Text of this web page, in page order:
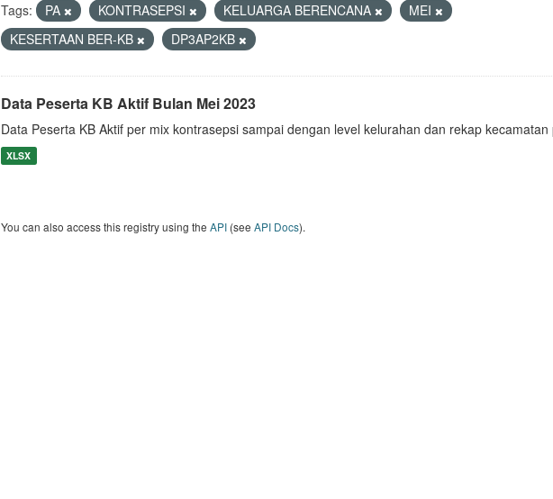
Tags: PA KONTRASEPSI KELUARGA BERENCANA
MEI
KESERTAAN BER-KB
DP3AP2KB
Data Peserta KB Aktif Bulan Mei 2023
Data Peserta KB Aktif per mix kontrasepsi sampai dengan level kelurahan dan rekap
XLSX
You can also access this registry using the API (see API Docs).